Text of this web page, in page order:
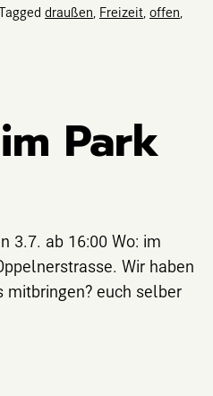
draußen, Freizeit, offen,
Park
3.7. ab 16:00 Wo: im
Wir haben
mitbringen? euch selber